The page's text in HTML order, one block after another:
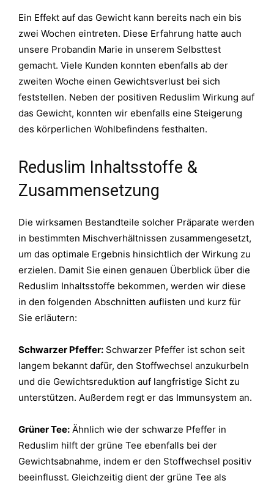
Ein Effekt auf das Gewicht kann bereits nach ein bis
zwei Wochen eintreten. Diese Erfahrung hatte auch
unsere Probandin Marie in unserem Selbsttest
gemacht. Viele Kunden konnten ebenfalls ab der
zweiten Woche einen Gewichtsverlust bei sich
feststellen. Neben der positiven Reduslim Wirkung auf
das Gewicht, konnten wir ebenfalls eine Steigerung
des körperlichen Wohlbefindens festhalten.
Reduslim Inhaltsstoffe &
Zusammensetzung
Die wirksamen Bestandteile solcher Präparate werden
in bestimmten Mischverhältnissen zusammengesetzt,
um das optimale Ergebnis hinsichtlich der Wirkung zu
erzielen. Damit Sie einen genauen Überblick über die
Reduslim Inhaltsstoffe bekommen, werden wir diese
in den folgenden Abschnitten auflisten und kurz für
Sie erläutern:
Schwarzer Pfeffer: Schwarzer Pfeffer ist schon seit
langem bekannt dafür, den Stoffwechsel anzukurbeln
und die Gewichtsreduktion auf langfristige Sicht zu
unterstützen. Außerdem regt er das Immunsystem an.
Grüner Tee: Ähnlich wie der schwarze Pfeffer in
Reduslim hilft der grüne Tee ebenfalls bei der
Gewichtsabnahme, indem er den Stoffwechsel positiv
beeinflusst. Gleichzeitig dient der grüne Tee als